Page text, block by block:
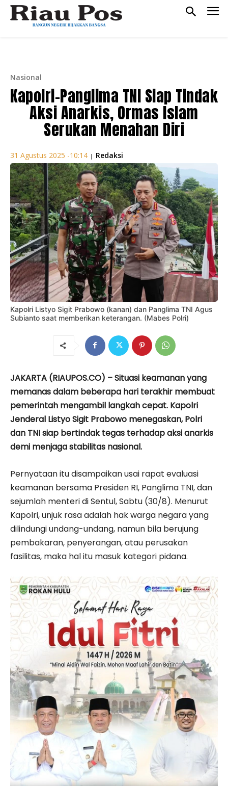
Nasional
Kapolri–Panglima TNI Siap Tindak
Aksi Anarkis, Ormas Islam
Serukan Menahan Diri
31 Agustus 2025 -10:14 | Redaksi
Kapolri Listyo Sigit Prabowo (kanan) dan Panglima TNI Agus
Subianto saat memberikan keterangan. (Mabes Polri)
JAKARTA (RIAUPOS.CO) – Situasi keamanan yang
memanas dalam beberapa hari terakhir membuat
pemerintah mengambil langkah cepat. Kapolri
Jenderal Listyo Sigit Prabowo menegaskan, Polri
dan TNI siap bertindak tegas terhadap aksi anarkis
demi menjaga stabilitas nasional.
Pernyataan itu disampaikan usai rapat evaluasi
keamanan bersama Presiden RI, Panglima TNI, dan
sejumlah menteri di Sentul, Sabtu (30/8). Menurut
Kapolri, unjuk rasa adalah hak warga negara yang
dilindungi undang-undang, namun bila berujung
pembakaran, penyerangan, atau perusakan
fasilitas, maka hal itu masuk kategori pidana.